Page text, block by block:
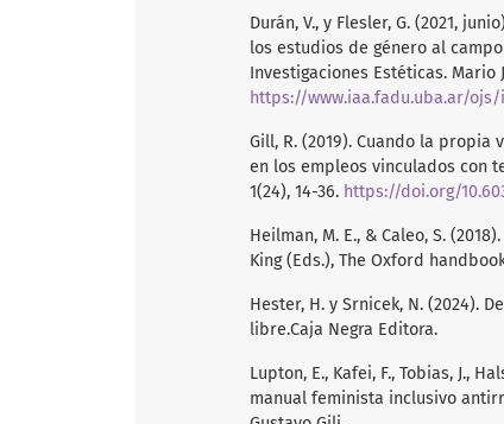
Durán, V., y Flesler, G. (2021,
los estudios de género al
Investigaciones Estéticas. Mario
https://www.iaa.fadu.uba.ar/
Gill, R. (2019). Cuando la
en los empleos vinculados con
1(24), 14-36. https://doi.org/
Heilman, M. E., & Caleo, S.
King (Eds.), The Oxford
Hester, H. y Srnicek, N. (2024).
libre.Caja Negra Editora.
Lupton, E., Kafei, F., Tobias, J.,
manual feminista inclusivo